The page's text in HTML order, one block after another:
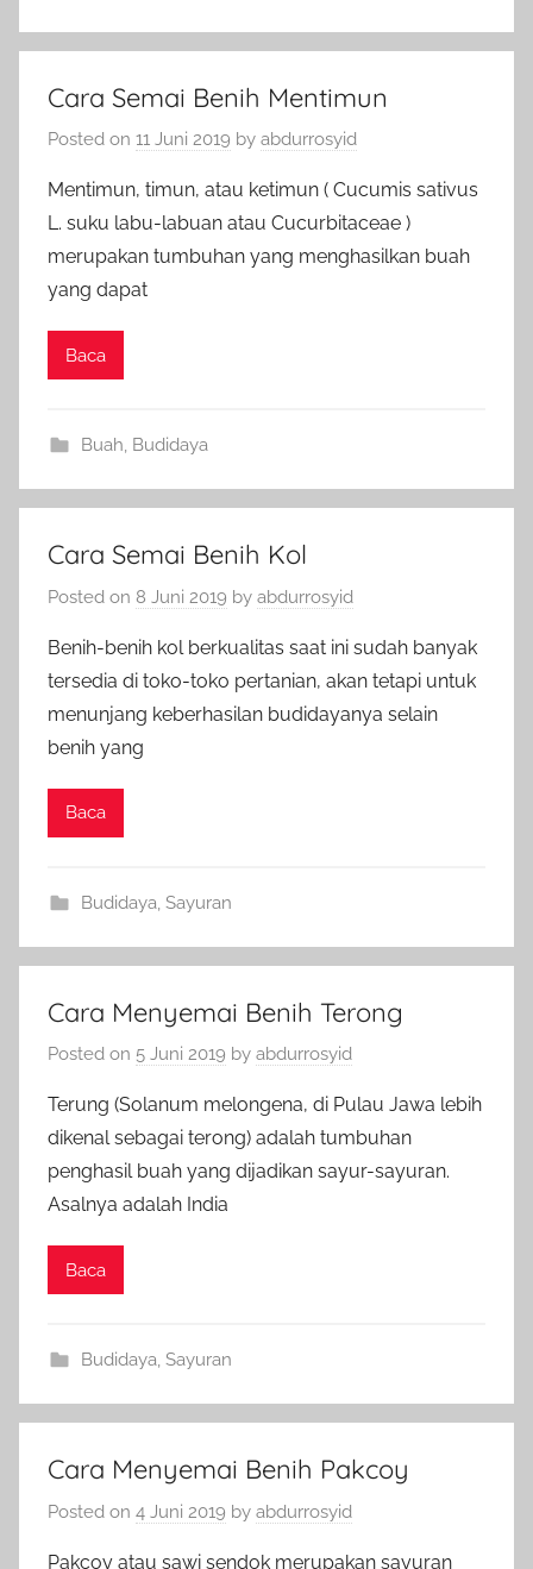
Cara Semai Benih Mentimun
Posted on 11 Juni 2019 by abdurrosyid
Mentimun, timun, atau ketimun ( Cucumis sativus
L. suku labu-labuan atau Cucurbitaceae )
merupakan tumbuhan yang menghasilkan buah
yang dapat
Baca
Buah, Budidaya
Cara Semai Benih Kol
Posted on 8 Juni 2019 by abdurrosyid
Benih-benih kol berkualitas saat ini sudah banyak
tersedia di toko-toko pertanian, akan tetapi untuk
menunjang keberhasilan budidayanya selain
benih yang
Baca
Budidaya Sayuran
Cara Menyemai Benih Terong
Posted on 5 Juni 2019 by abdurrosyid
Terung (Solanum melongena, di Pulau Jawa lebih
dikenal sebagai terong) adalah tumbuhan
penghasil buah yang dijadikan sayur-sayuran.
Asalnya adalah India
Baca
Budidaya, Sayuran
Cara Menyemai Benih Pakcoy
Posted on 4 Juni 2019 by abdurrosyid
Pakcoy atau sawi sendok merupakan sayuran